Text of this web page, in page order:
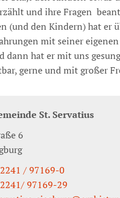
und ihre Fragen
(und den Kindern) hat er
mit seiner
dann hat er mit uns
gerne und mit großer
St. Servatius
6
/ 97169-0
97169-29